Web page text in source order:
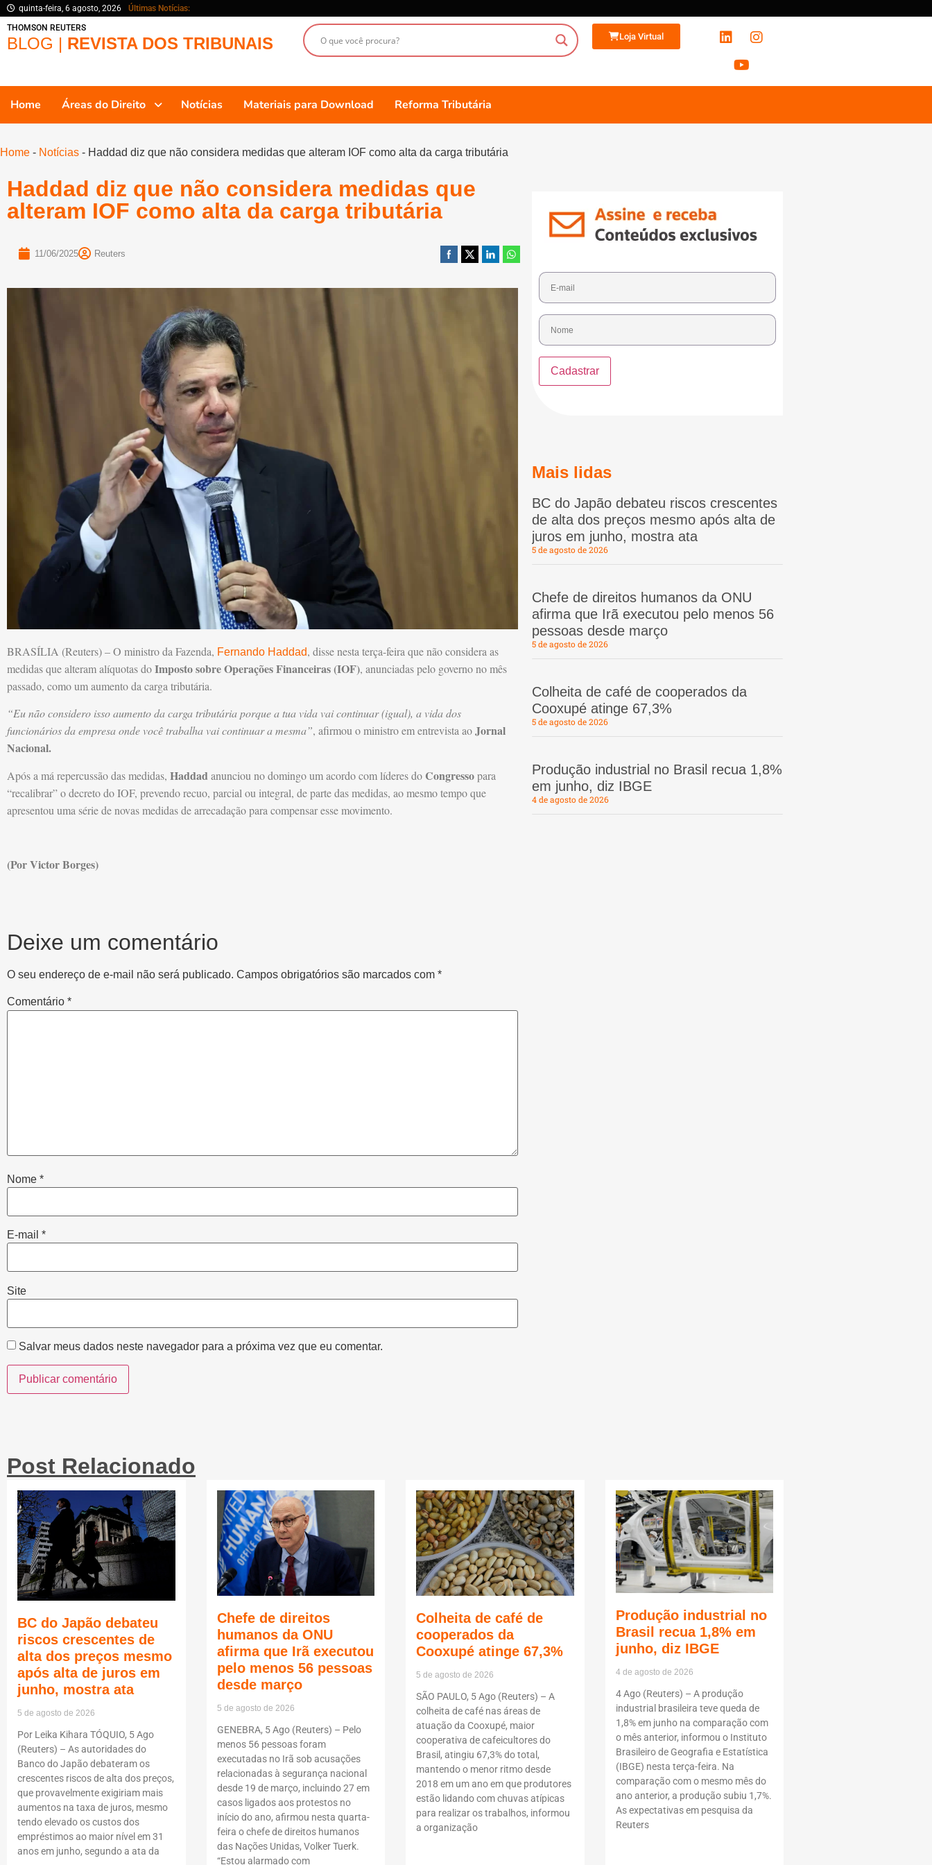
quinta-feira, 6 agosto, 2026
Últimas Notícias:
THOMSON REUTERS
BLOG | REVISTA DOS TRIBUNAIS Loja Virtual
Home Áreas do Direito Notícias Materiais para Download Reforma Tributária
Home - Notícias - Haddad diz que não considera medidas que alteram IOF como alta da carga tributária
Haddad diz que não considera medidas que
alteram IOF como alta da carga tributária
11/06/2025 Reuters
BRASÍLIA (Reuters) – O ministro da Fazenda, Fernando Haddad, disse nesta terça-feira que não considera as
medidas que alteram alíquotas doImposto sobre Operações Financeiras (IOF), anunciadas pelo governo no mês
passado, como um aumento da carga tributária.
“Eu não considero isso aumento da carga tributária porque a tua vida vai continuar (igual), a vida dos
funcionários da empresa onde você trabalha vai continuar a mesma”, afirmou o ministro em entrevista aoJornal
Nacional.
Após a má repercussão das medidas, Haddadanunciou no domingo um acordo com líderes do Congressopara
“recalibrar” o decreto do IOF, prevendo recuo, parcial ou integral, de parte das medidas, ao mesmo tempo que
apresentou uma série de novas medidas de arrecadação para compensar esse movimento.
(Por Victor Borges)
Deixe um comentário
O seu endereço de e-mail não será publicado. Campos obrigatórios são marcados com *
Comentário *
Nome *
E-mail *
Site
Salvar meus dados neste navegador para a próxima vez que eu comentar.
Mais lidas
BC do Japão debateu riscos crescentes
de alta dos preços mesmo após alta de
juros em junho, mostra ata
5 de agosto de 2026
Chefe de direitos humanos da ONU
afirma que Irã executou pelo menos 56
pessoas desde março
5 de agosto de 2026
Colheita de café de cooperados da
Cooxupé atinge 67,3%
5 de agosto de 2026
Produção industrial no Brasil recua 1,8%
em junho, diz IBGE
4 de agosto de 2026
Post Relacionado
BC do Japão debateu
riscos crescentes de
alta dos preços mesmo
após alta de juros em
junho, mostra ata
5 de agosto de 2026
Por Leika Kihara TÓQUIO, 5 Ago
(Reuters) – As autoridades do
Banco do Japão debateram os
crescentes riscos de alta dos preços,
que provavelmente exigiriam mais
aumentos na taxa de juros, mesmo
tendo elevado os custos dos
empréstimos ao maior nível em 31
anos em junho, segundo a ata da
Chefe de direitos
humanos da ONU
afirma que Irã executou
pelo menos 56 pessoas
desde março
5 de agosto de 2026
GENEBRA, 5 Ago (Reuters) – Pelo
menos 56 pessoas foram
executadas no Irã sob acusações
relacionadas à segurança nacional
desde 19 de março, incluindo 27 em
casos ligados aos protestos no
início do ano, afirmou nesta quarta-
feira o chefe de direitos humanos
das Nações Unidas, Volker Tuerk.
“Estou alarmado com
Colheita de café de
cooperados da
Cooxupé atinge 67,3%
5 de agosto de 2026
SÃO PAULO, 5 Ago (Reuters) – A
colheita de café nas áreas de
atuação da Cooxupé, maior
cooperativa de cafeicultores do
Brasil, atingiu 67,3% do total,
mantendo o menor ritmo desde
2018 em um ano em que produtores
estão lidando com chuvas atípicas
para realizar os trabalhos, informou
a organização
Produção industrial no
Brasil recua 1,8% em
junho, diz IBGE
4 de agosto de 2026
4 Ago (Reuters) – A produção
industrial brasileira teve queda de
1,8% em junho na comparação com
o mês anterior, informou o Instituto
Brasileiro de Geografia e Estatística
(IBGE) nesta terça-feira. Na
comparação com o mesmo mês do
ano anterior, a produção subiu 1,7%.
As expectativas em pesquisa da
Reuters